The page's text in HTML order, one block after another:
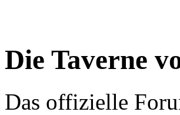
Die Taverne
Das offizielle